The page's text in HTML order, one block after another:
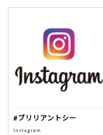
#ブリリアントシー
Instagram